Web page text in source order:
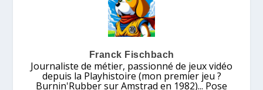
Franck Fischbach
Journaliste de métier, passionné de jeux vidéo
depuis la Playhistoire (mon premier jeu ?
Burnin'Rubber sur Amstrad en 1982)... Pose